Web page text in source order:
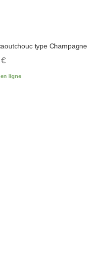
type Champagne
€
ligne